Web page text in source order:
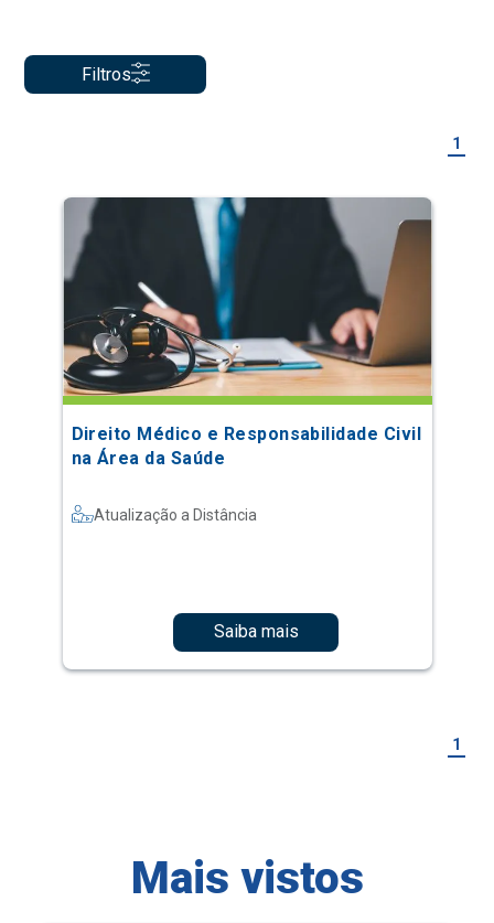
Filtros
1
Direito Médico e Responsabilidade Civil
na Área da Saúde
Atualização a Distância
Saiba mais
1
Mais vistos